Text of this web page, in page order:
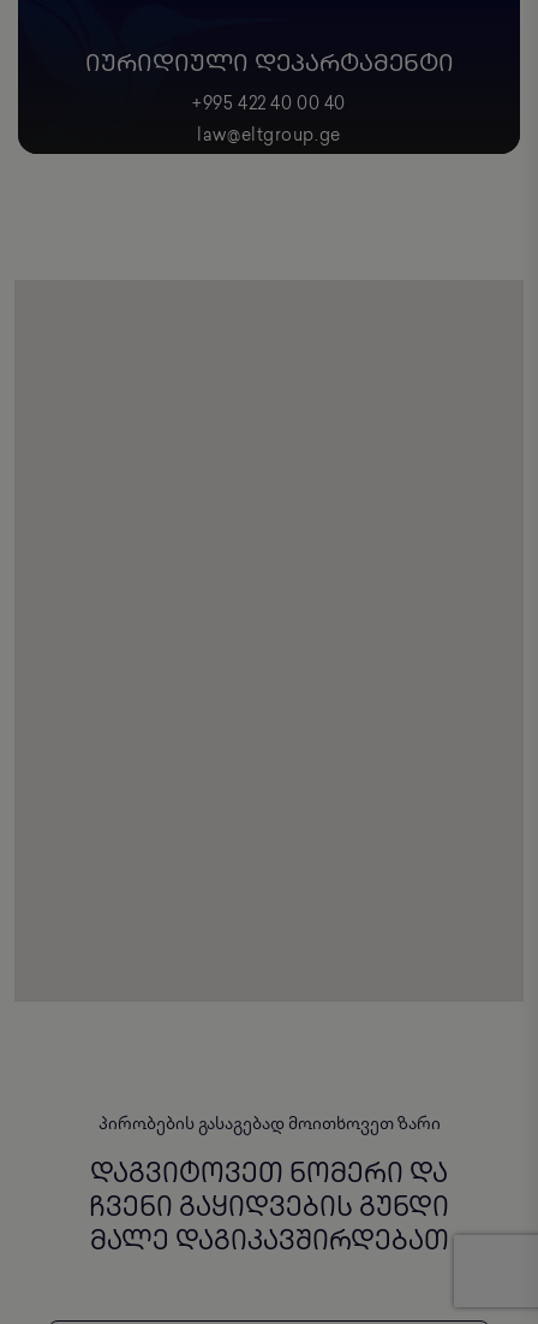
ᲘᲣᲠᲘᲓᲘᲣᲚᲘ ᲓᲔᲞᲐᲠᲢᲐᲛᲔᲜᲢᲘ
+995 422 40 00 40
law@eltgroup.ge
ᲞᲘᲠᲝᲑᲔᲑᲘᲡ ᲒᲐᲡᲐᲒᲔᲑᲐᲓ ᲛᲝᲘᲗᲮᲝᲕᲔᲗ ᲖᲐᲠᲘ
ᲓᲐᲒᲕᲘᲢᲝᲕᲔᲗ ᲜᲝᲛᲔᲠᲘ ᲓᲐ
ᲩᲕᲔᲜᲘ ᲒᲐᲧᲘᲓᲕᲔᲑᲘᲡ ᲒᲣᲜᲓᲘ
ᲛᲐᲚᲔ ᲓᲐᲒᲘᲙᲐᲕᲨᲘᲠᲓᲔᲑᲐᲗ